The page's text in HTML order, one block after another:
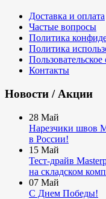
Доставка и оплата
Частые вопросы
Политика
Политика
Контакты
Новости / Акции
28 Май
Нарезчики швов
в России!
15 Май
Тест-драйв
на складском
07 Май
С Днем Победы!